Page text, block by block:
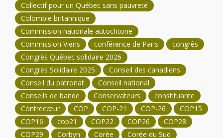
Collectif pour un Québec sans pauvreté
Colombie britannique
Commission nationale autochtone
Commission Viens
conférence de Paris
congrès
Congrès Québec solidaire 2026
Congrès Solidaire 2025
Conseil des canadiens
Conseil du patronat
Conseil national
Conseils de bande
Conservateurs
constituante
Contrecœur
COP COP-21 COP-26
COP15
COP16
cop21 COP22 COP26
COP28
COP29
Corbyn Corée
Corée du Sud